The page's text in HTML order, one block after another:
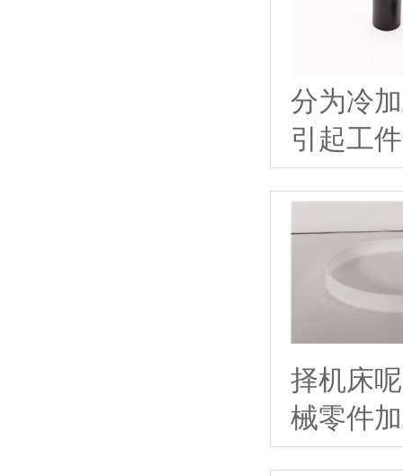
分为冷
引起工
择机床
械零件